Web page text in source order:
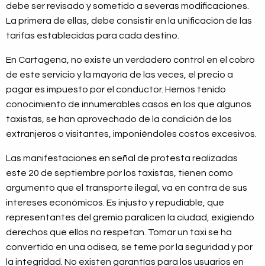
debe ser revisado y sometido a severas modificaciones.
La primera de ellas, debe consistir en la unificación de las
tarifas establecidas para cada destino.
En Cartagena, no existe un verdadero control en el cobro
de este servicio y la mayoría de las veces, el precio a
pagar es impuesto por el conductor. Hemos tenido
conocimiento de innumerables casos en los que algunos
taxistas, se han aprovechado de la condición de los
extranjeros o visitantes, imponiéndoles costos excesivos.
Las manifestaciones en señal de protesta realizadas
este 20 de septiembre por los taxistas, tienen como
argumento que el transporte ilegal, va en contra de sus
intereses económicos. Es injusto y repudiable, que
representantes del gremio paralicen la ciudad, exigiendo
derechos que ellos no respetan. Tomar un taxi se ha
convertido en una odisea, se teme por la seguridad y por
la integridad. No existen garantías para los usuarios en